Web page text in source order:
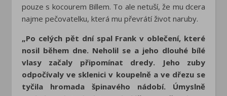
pouze s kocourem Billem. To ale netuší, že mu dcera
najme pečovatelku, která mu převrátí život naruby.
„Po celých pět dní spal Frank v oblečení, které
nosil během dne. Neholil se a jeho dlouhé bílé
vlasy začaly připomínat dredy. Jeho zuby
odpočívaly ve sklenici v koupelně a ve dřezu se
tyčila hromada špinavého nádobí. Úmyslně